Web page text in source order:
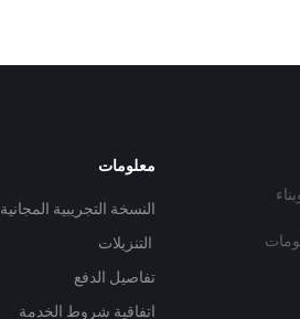
معلومات
النسخة التجريبية المجانية
التنزيلات
تفاصيل الدفع
اتفاقية شروط الخدمة